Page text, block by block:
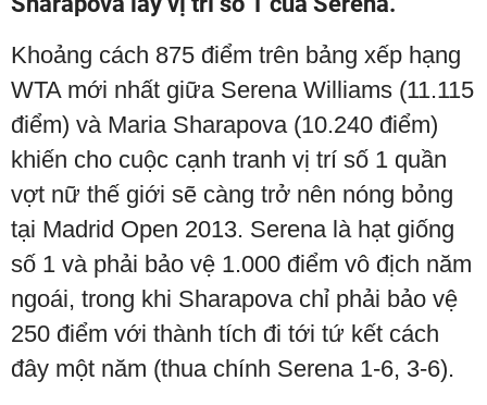
Khoảng cách 875 điểm trên bảng xếp hạng
WTA mới nhất giữa Serena Williams (11.115
điểm) và Maria Sharapova (10.240 điểm)
khiến cho cuộc cạnh tranh vị trí số 1 quần
vợt nữ thế giới sẽ càng trở nên nóng bỏng
tại Madrid Open 2013. Serena là hạt giống
số 1 và phải bảo vệ 1.000 điểm vô địch năm
ngoái, trong khi Sharapova chỉ phải bảo vệ
250 điểm với thành tích đi tới tứ kết cách
đây một năm (thua chính Serena 1-6, 3-6).